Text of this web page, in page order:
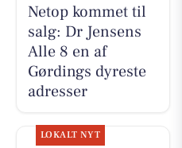
Netop kommet til
salg: Dr Jensens
Alle 8 en af
Gørdings dyreste
adresser
LOKALT NYT